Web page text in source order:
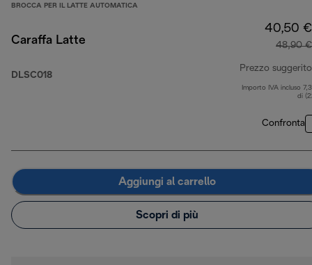
BROCCA PER IL LATTE AUTOMATICA
Caraffa Latte
DLSC018
40,50 €
48,90 €
Prezzo suggerito
Importo IVA incluso
di
Confronta
Aggiungi al carrello
Scopri di più